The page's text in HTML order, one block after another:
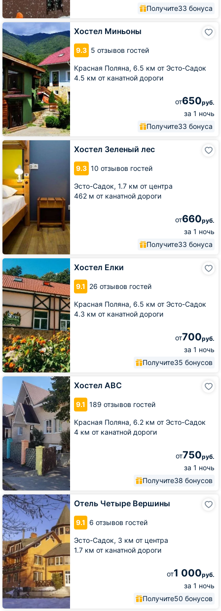
Получите33 бонуса
Хостел Миньоны
9.3 5 отзывов гостей
Красная Поляна, 6.5 км от Эсто-Садок
4.5 км от канатной дороги
от650руб.
за 1 ночь
Получите33 бонуса
Хостел
Миньоны
Хостел Зеленый лес
9.3 10 отзывов гостей
Эсто-Садок, 1.7 км от центра
462 м от канатной дороги
от660руб.
за 1 ночь
Получите33 бонуса
Хостел
Зеленый
Хостел Елки
9.1 26 отзывов гостей
Красная Поляна, 6.5 км от Эсто-Садок
4.3 км от канатной дороги
от700руб.
за 1 ночь
Получите35 бонусов
Хостел
Елки
Хостел ABC
9.1 189 отзывов гостей
Красная Поляна, 6.2 км от Эсто-Садок
4 км от канатной дороги
от750руб.
за 1 ночь
Получите38 бонусов
Хостел
Отель Четыре Вершины
9.1 6 отзывов гостей
Эсто-Садок, 3 км от центра
1.7 км от канатной дороги
от1 000руб.
за 1 ночь
Получите50 бонусов
Отель
Четыре
Вершины